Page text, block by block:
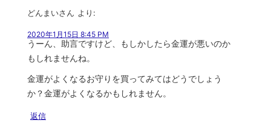
どんまいさん より:
2020年1月15日 8:45 PM
うーん、助言ですけど、もしかしたら金運が悪いのか
もしれませんね。
金運がよくなるお守りを買ってみてはどうでしょう
か？金運がよくなるかもしれません。
返信